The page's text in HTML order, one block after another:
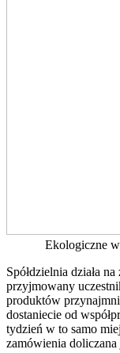
Ekologiczne
Spółdzielnia działa
przyjmowany
produktów
dostaniecie od
tydzień w to samo
zamówienia doliczana